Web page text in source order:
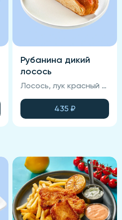
Рубанина дикий
лосось
Лосось, лук красный маринованный, соус, зелень, булочка бриошь, лимон
435 ₽